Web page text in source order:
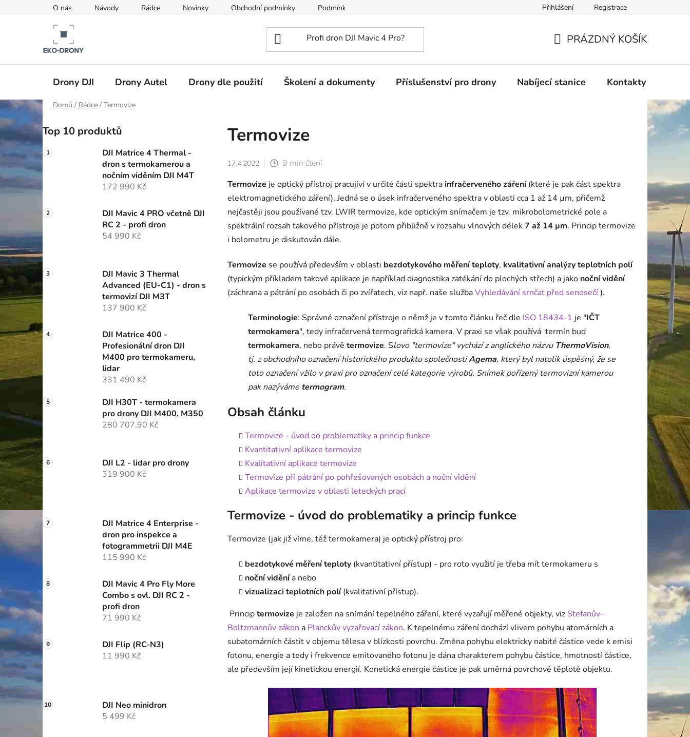
O nás Návody Rádce Novinky Obchodní podmínky Podmínky ochrany osobních údajů Přihlášení Registrace
KOŠÍK
PRÁZDNÝ KOŠÍK
Drony DJI Drony Autel Drony dle použití Školení a dokumenty Příslušenství pro drony Nabíjecí stanice Kontakty
Domů / Rádce / Termovize
P
o
s
t
r
a
n
í
p
a
n
e
l
Top 10 produktů
DJI Matrice 4 Thermal -
dron s termokamerou a
nočním viděním DJI M4T
172 990 Kč
DJI Mavic 4 PRO včetně DJI
RC 2 - profi dron
54 990 Kč
DJI Mavic 3 Thermal
Advanced (EU-C1) - dron s
termovizí DJI M3T
137 900 Kč
DJI Matrice 400 -
Profesionální dron DJI
M400 pro termokameru,
lidar
331 490 Kč
DJI H30T - termokamera
pro drony DJI M400, M350
280 707,90 Kč
DJI L2 - lidar pro drony
319 900 Kč
DJI Matrice 4 Enterprise -
dron pro inspekce a
fotogrammetrii DJI M4E
115 990 Kč
DJI Mavic 4 Pro Fly More
Combo s ovl. DJI RC 2 -
profi dron
71 990 Kč
DJI Flip (RC-N3)
11 990 Kč
DJI Neo minidron
5 499 Kč
Termovize
17.4.2022
9 min čtení
Termovize je optický přístroj pracujíví v určité části spektrainfračerveného záření(které je pak část spektra
elektromagnetického záření). Jedná se o úsek infračerveného spektra v oblasti cca 1 až 14 µm, přičemž
nejčastěji jsou používané tzv. LWIR termovize, kde optickým snímačem je tzv. mikrobolometrické pole a
spektrální rozsah takového přístroje je potom přibližně v rozsahu vlnových délek7 až 14 µm. Princip termovize
i bolometru je diskutován dále.
Termovize se používá především v oblasti bezdotykového měření teploty, kvalitativní analýzy teplotních polí
(typickým příkladem takové aplikace je například diagnostika zatékání do plochých střech) a jako noční vidění
(záchrana a pátrání po osobách či po zvířatech, viz např. naše službaVyhledávání srnčat před senosečí).
Terminologie: Správné označení přístroje o němž je v tomto článku řeč dle ISO 18434-1 je "IČT
termokamera", tedy infračervená termografická kamera. V praxi se však používá termín buď
termokamera, nebo právě termovize. Slovo "termovize" vychází z anglického názvu ThermoVision,
tj. z obchodního označení historického produktu společnostiAgema, který byl natolik úspěšný, že se
toto označení vžilo v praxi pro označení celé kategorie výrobů. Snímek pořízený termovizní kamerou
pak nazýváme termogram.
Obsah článku
Termovize - úvod do problematiky a princip funkce
Kvantitativní aplikace termovize
Kvalitativní aplikace termovize
Termovize při pátrání po pohřešovaných osobách a noční vidění
Aplikace termovize v oblasti leteckých prací
Termovize - úvod do problematiky a princip funkce
Termovize (jak již víme, též termokamera) je optický přístroj pro:
bezdotykové měření teploty (kvantitativní přístup) - pro roto využití je třeba mít termokameru s
noční viděnía nebo
vizualizaci teplotních polí(kvalitativní přístup).
Principtermovize je založen na snímání tepelného záření, které vyzařují měřené objekty, viz Stefanův–
Boltzmannův zákon a Planckův vyzařovací zákon. K tepelnému záření dochází vlivem pohybu atomárních a
subatomárních částit v objemu tělesa v blízkosti povrchu. Změna pohybu elektricky nabité částice vede k emisi
fotonu, energie a tedy i frekvence emitovaného fotonu je dána charakterem pohybu částice, hmotností částice,
ale především její kinetickou energií. Konetická energie částice je pak uměrná povrchové těplotě objektu.